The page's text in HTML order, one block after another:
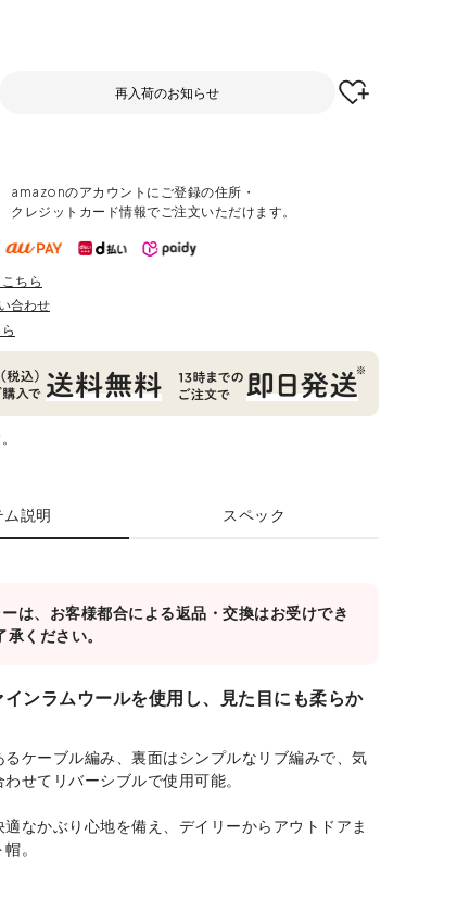
再入荷のお知らせ
amazonのアカウントにご登録の住所・
クレジットカード情報でご注文いただけます。
ちら
合わせ
ム説明 スペック
は、お客様都合による返品・交換はお受けでき
ください。
ンラムウールを使用し、見た目にも柔らか
ケーブル編み、裏面はシンプルなリブ編みで、気
せてリバーシブルで使用可能。
なかぶり心地を備え、デイリーからアウトドアま
。